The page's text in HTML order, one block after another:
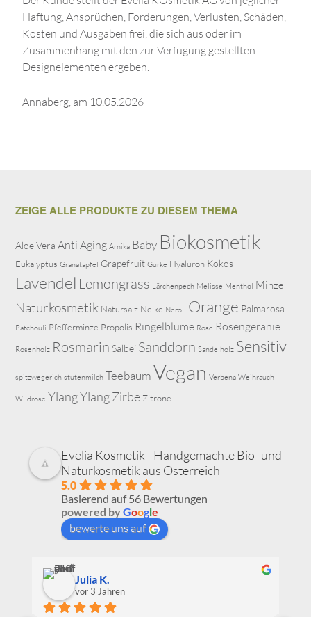
Haftung, Ansprüchen, Forderungen, Verlusten, Schäden,
Kosten und Ausgaben frei, die sich aus oder im
Zusammenhang mit den zur Verfügung gestellten
Designelementen ergeben.
Annaberg, am 10.05.2026
ZEIGE ALLE PRODUKTE ZU DIESEM THEMA
Aloe Vera Anti Aging Arnika Baby Biokosmetik
Eukalyptus Granatapfel Grapefruit Gurke Hyaluron Kokos
Lavendel Lemongrass Lärchenpech Melisse Menthol Minze
Naturkosmetik Natursalz Nelke Neroli Orange Palmarosa
Patchouli Pfefferminze Propolis Ringelblume Rose Rosengeranie
Rosenholz Rosmarin Salbei Sanddorn Sandelholz Sensitiv
spitzwegerich stutenmilch TeebaumVegan Verbena Weihrauch
Wildrose Ylang YlangZirbe Zitrone
Evelia Kosmetik - Handgemachte Bio- und
Naturkosmetik aus Österreich
5.0
Basierend auf 56 Bewertungen
powered byGoogle
bewerte uns auf
Julia K.
vor 3 Jahren